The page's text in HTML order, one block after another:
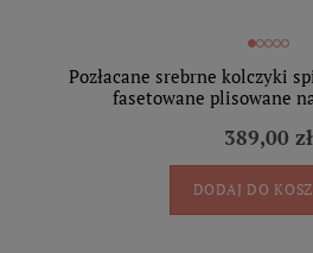
Pozłacane srebrne kolczyki
fasetowane plisowane
389,00 zł
DODAJ DO